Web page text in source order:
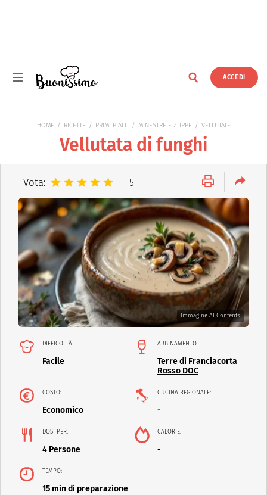
ACCEDI
HOME RICETTE PRIMI PIATTI MINESTRE E ZUPPE VELLUTATE
Vellutata di funghi
Vota: 5
Immagine AI Contents
DIFFICOLTÀ:
Facile
ABBINAMENTO:
Terre di Franciacorta
Rosso DOC
COSTO:
Economico
CUCINA REGIONALE:
-
DOSI PER:
4 Persone
CALORIE:
-
TEMPO:
15 min di preparazione